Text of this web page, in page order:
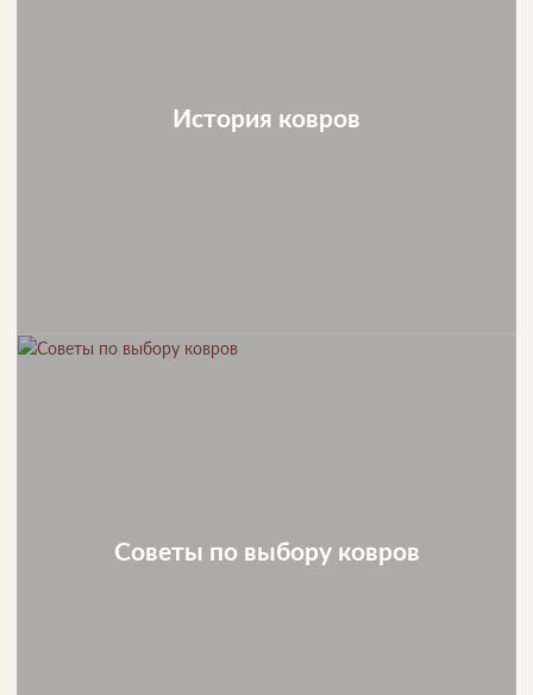
История ковров
Советы по выбору ковров